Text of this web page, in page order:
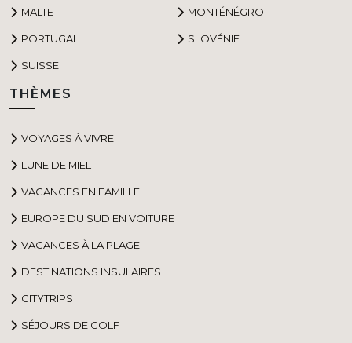
MALTE MONTÉNÉGRO
PORTUGAL SLOVÉNIE
SUISSE
THÈMES
VOYAGES À VIVRE
LUNE DE MIEL
VACANCES EN FAMILLE
EUROPE DU SUD EN VOITURE
VACANCES À LA PLAGE
DESTINATIONS INSULAIRES
CITYTRIPS
SÉJOURS DE GOLF